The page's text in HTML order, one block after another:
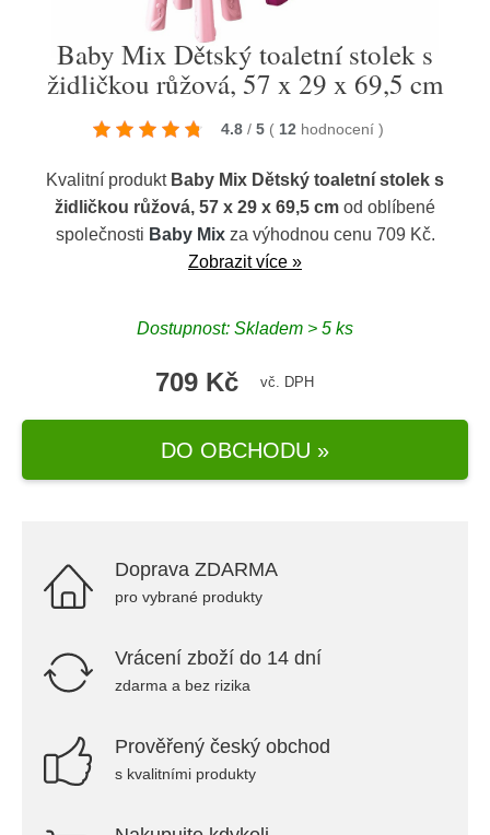
Baby Mix Dětský toaletní stolek s
židličkou růžová, 57 x 29 x 69,5 cm
4.8 / 5 ( 12 hodnocení )
Kvalitní produkt Baby Mix Dětský toaletní stolek s
židličkou růžová, 57 x 29 x 69,5 cm od oblíbené
společnosti Baby Mixza výhodnou cenu 709 Kč.
Zobrazit více »
Dostupnost: Skladem > 5 ks
709 Kč vč. DPH
DO OBCHODU »
Doprava ZDARMA
pro vybrané produkty
Vrácení zboží do 14 dní
zdarma a bez rizika
Prověřený český obchod
s kvalitními produkty